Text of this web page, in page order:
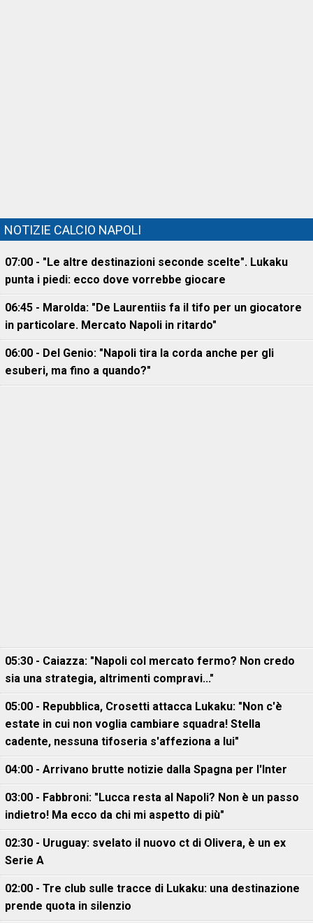
NOTIZIE CALCIO NAPOLI
07:00 - "Le altre destinazioni seconde scelte". Lukaku
punta i piedi: ecco dove vorrebbe giocare
06:45 - Marolda: "De Laurentiis fa il tifo per un giocatore
in particolare. Mercato Napoli in ritardo"
06:00 - Del Genio: "Napoli tira la corda anche per gli
esuberi, ma fino a quando?"
05:30 - Caiazza: "Napoli col mercato fermo? Non credo
sia una strategia, altrimenti compravi..."
05:00 - Repubblica, Crosetti attacca Lukaku: "Non c'è
estate in cui non voglia cambiare squadra! Stella
cadente, nessuna tifoseria s'affeziona a lui"
04:00 - Arrivano brutte notizie dalla Spagna per l'Inter
03:00 - Fabbroni: "Lucca resta al Napoli? Non è un passo
indietro! Ma ecco da chi mi aspetto di più"
02:30 - Uruguay: svelato il nuovo ct di Olivera, è un ex
Serie A
02:00 - Tre club sulle tracce di Lukaku: una destinazione
prende quota in silenzio